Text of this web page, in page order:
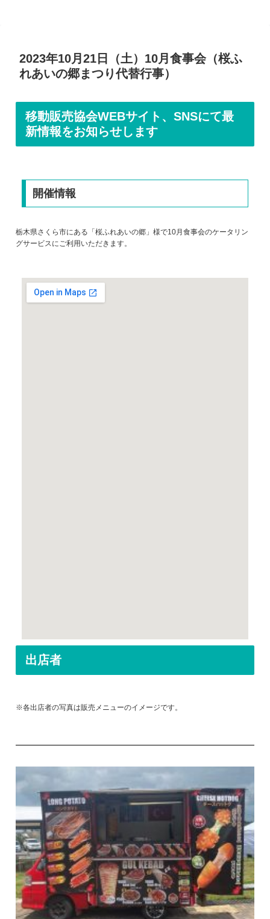
2023年10月21日（土）10月食事会（桜ふ
れあいの郷まつり代替行事）
移動販売協会WEBサイト、SNSにて最
新情報をお知らせします
開催情報
栃木県さくら市にある「桜ふれあいの郷」様で10月食事会のケータリン
グサービスにご利用いただきます。
出店者
※各出店者の写真は販売メニューのイメージです。